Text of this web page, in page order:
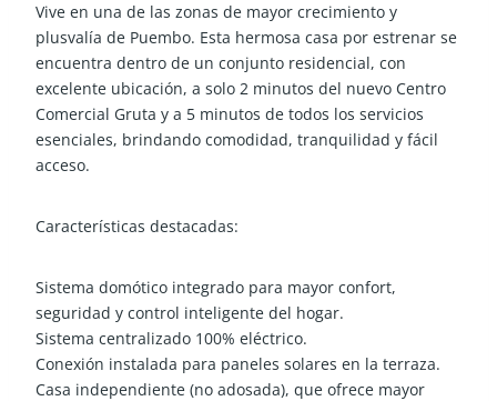
Vive en una de las zonas de mayor crecimiento y
plusvalía de Puembo. Esta hermosa casa por estrenar se
encuentra dentro de un conjunto residencial, con
excelente ubicación, a solo 2 minutos del nuevo Centro
Comercial Gruta y a 5 minutos de todos los servicios
esenciales, brindando comodidad, tranquilidad y fácil
acceso.
Características destacadas:
Sistema domótico integrado para mayor confort,
seguridad y control inteligente del hogar.
Sistema centralizado 100% eléctrico.
Conexión instalada para paneles solares en la terraza.
Casa independiente (no adosada), que ofrece mayor